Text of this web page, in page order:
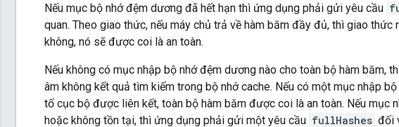
Nếu mục bộ nhớ đệm dương đã hết hạn thì ứng dụng phải gửi yêu cầu
quan. Theo giao thức, nếu máy chủ trả về hàm băm đầy đủ, thì giao thức
không, nó sẽ được coi là an toàn.
Nếu không có mục nhập bộ nhớ đệm dương nào cho toàn bộ hàm băm,
âm không kết quả tìm kiếm trong bộ nhớ cache. Nếu có một mục nhập
tố cục bộ được liên kết, toàn bộ hàm băm được coi là an toàn. Nếu mục
hoặc không tồn tại, thì ứng dụng phải gửi một yêu cầu fullHashes đối